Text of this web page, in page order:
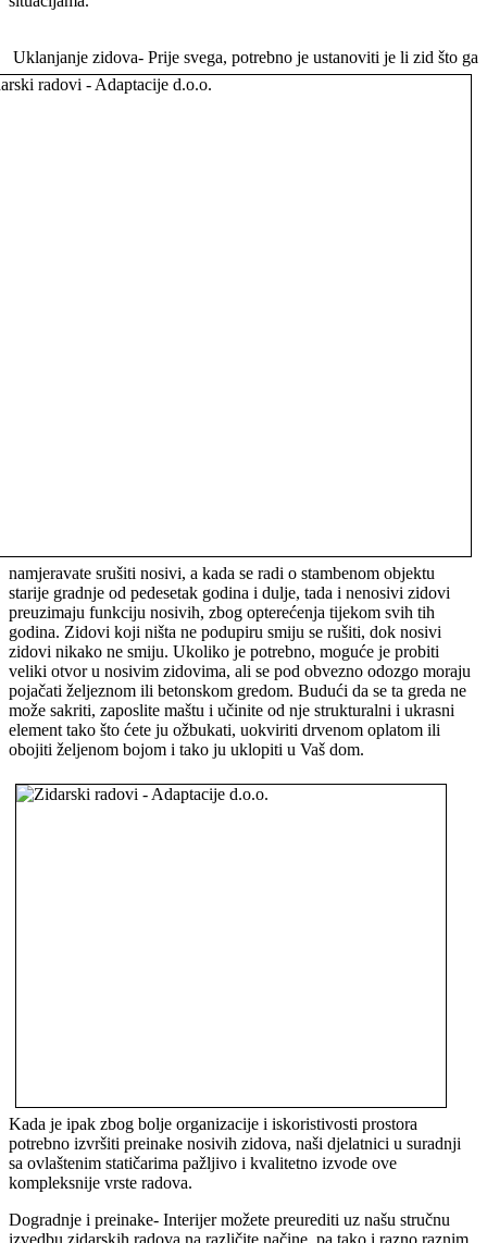
Uklanjanje zidova- Prije svega, potrebno je ustanoviti je li zid što ga
namjeravate srušiti nosivi, a kada se radi o stambenom objektu
starije gradnje od pedesetak godina i dulje, tada i nenosivi zidovi
preuzimaju funkciju nosivih, zbog opterećenja tijekom svih tih
godina. Zidovi koji ništa ne podupiru smiju se rušiti, dok nosivi
zidovi nikako ne smiju. Ukoliko je potrebno, moguće je probiti
veliki otvor u nosivim zidovima, ali se pod obvezno odozgo moraju
pojačati željeznom ili betonskom gredom. Budući da se ta greda ne
može sakriti, zaposlite maštu i učinite od nje strukturalni i ukrasni
element tako što ćete ju ožbukati, uokviriti drvenom oplatom ili
obojiti željenom bojom i tako ju uklopiti u Vaš dom.
Kada je ipak zbog bolje organizacije i iskoristivosti prostora
potrebno izvršiti preinake nosivih zidova, naši djelatnici u suradnji
sa ovlaštenim statičarima pažljivo i kvalitetno izvode ove
kompleksnije vrste radova.
Dogradnje i preinake- Interijer možete preurediti uz našu stručnu
izvedbu zidarskih radova na različite načine, pa tako i razno raznim